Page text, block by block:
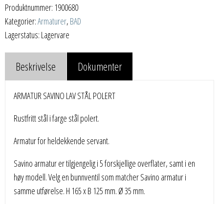
Produktnummer: 1900680
Kategorier:Armaturer, BAD
Lagerstatus: Lagervare
Beskrivelse Dokumenter
ARMATUR SAVINO LAV STÅL POLERT
Rustfritt stål i farge stål polert.
Armatur for heldekkende servant.
Savino armatur er tilgjengelig i 5 forskjellige overflater, samt i en
høy modell. Velg en bunnventil som matcher Savino armatur i
samme utførelse. H 165 x B 125 mm. Ø 35 mm.